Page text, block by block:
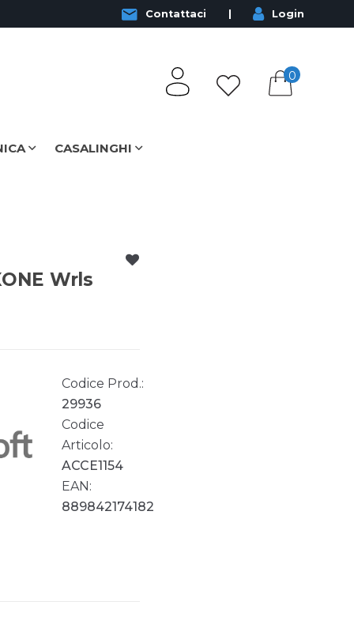
Contattaci Login
0
CASALINGHI
Wrls
Codice Prod.:
29936
Codice
Articolo:
ACCE1154
EAN:
889842174182